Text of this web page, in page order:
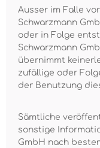
Ausser im Falle
Schwarzmann
oder in Folge
Schwarzmann
übernimmt
zufällige oder
der Benutzung
Sämtliche
sonstige
GmbH nach